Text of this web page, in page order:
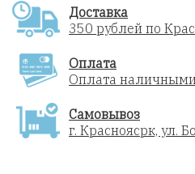
Доставка
350 рублей по
Оплата
Оплата
Самовывоз
г. Красноясрк, ул.